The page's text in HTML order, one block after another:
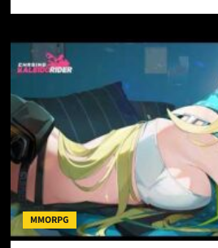
героя
Revival
MMORPG